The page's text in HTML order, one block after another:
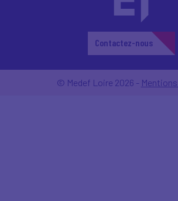
Contactez-nous
© Medef Loire 2026 -